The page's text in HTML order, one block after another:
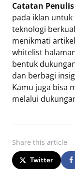
Catatan Penulis
pada iklan
teknologi
menikmati
whitelist
bentuk
dan berbagi
Kamu juga bisa
melalui
Share this article
Twitter